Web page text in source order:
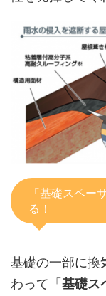
「基礎スペー
る！
基礎の一部に換
わって「 基礎ス